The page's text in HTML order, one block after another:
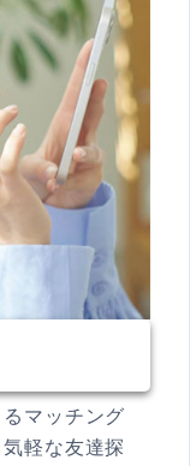
マッチング
軽な友達探